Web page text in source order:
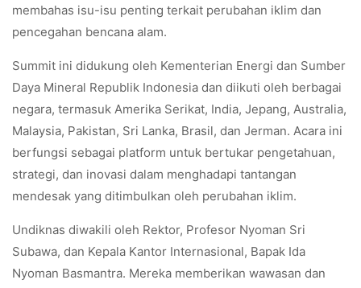
membahas isu-isu penting terkait perubahan iklim dan
pencegahan bencana alam.
Summit ini didukung oleh Kementerian Energi dan Sumber
Daya Mineral Republik Indonesia dan diikuti oleh berbagai
negara, termasuk Amerika Serikat, India, Jepang, Australia,
Malaysia, Pakistan, Sri Lanka, Brasil, dan Jerman. Acara ini
berfungsi sebagai platform untuk bertukar pengetahuan,
strategi, dan inovasi dalam menghadapi tantangan
mendesak yang ditimbulkan oleh perubahan iklim.
Undiknas diwakili oleh Rektor, Profesor Nyoman Sri
Subawa, dan Kepala Kantor Internasional, Bapak Ida
Nyoman Basmantra. Mereka memberikan wawasan dan